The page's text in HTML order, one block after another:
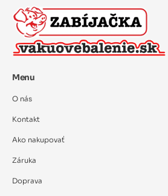
Menu
O nás
Kontakt
Ako nakupovať
Záruka
Doprava